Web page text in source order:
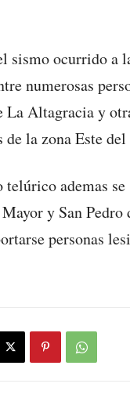
sismo ocurrido a
numerosas
La Altagracia y
de la zona Este del
ademas
y San Pedro
personas